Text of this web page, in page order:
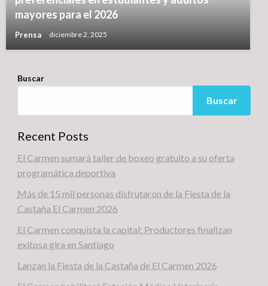
mayores para el 2026
Prensa diciembre 2, 2025
Buscar
Buscar
Recent Posts
El Carmen sumará taller de boxeo gratuito a su oferta
programática deportiva
Más de 15 mil personas disfrutaron de la Fiesta de la
Castaña El Carmen 2026
El Carmen conquista la capital: Productores finalizan
exitosa gira en Santiago
Lanzan la Fiesta de la Castaña de El Carmen 2026